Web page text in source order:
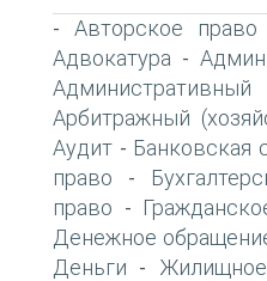
-Авторское право
Адвокатура -
Арбитражный
Аудит - Банковская
право -
право -
Денежное
Деньги -